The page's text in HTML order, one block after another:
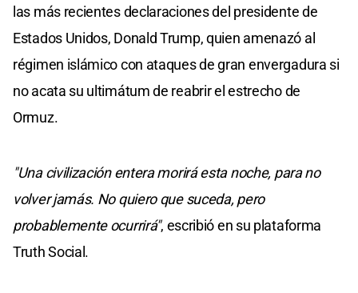
las más recientes declaraciones del presidente de
Estados Unidos, Donald Trump, quien amenazó al
régimen islámico con ataques de gran envergadura si
no acata su ultimátum de reabrir el estrecho de
Ormuz.
"Una civilización entera morirá esta noche, para no
volver jamás. No quiero que suceda, pero
probablemente ocurrirá", escribió en su plataforma
Truth Social.